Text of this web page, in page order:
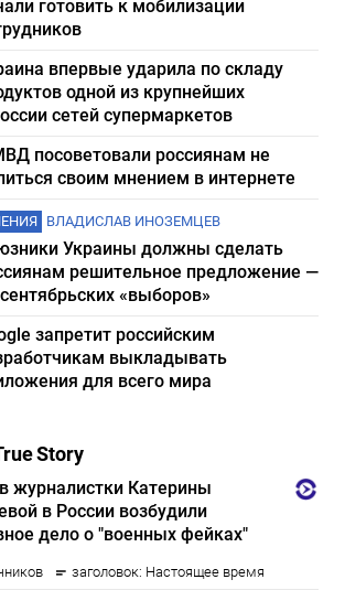
готовить к мобилизации
впервые ударила по складу
одной из крупнейших
сетей супермаркетов
посоветовали россиянам не
своим мнением в интернете
ВЛАДИСЛАВ ИНОЗЕМЦЕВ
Украины должны сделать
решительное предложение —
«выборов»
запретит российским
выкладывать
для всего мира